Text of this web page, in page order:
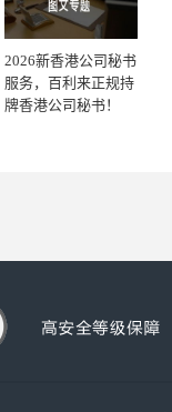
2026新香港公司秘书
服务，百利来正规持
牌香港公司秘书！